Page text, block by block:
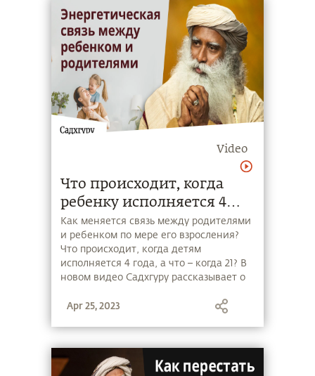
Video
Что происходит, когда
ребенку исполняется 4
года?
Как меняется связь между родителями
и ребенком по мере его взросления?
Что происходит, когда детям
исполняется 4 года, а что – когда 21? В
новом видео Садхгуру рассказывает о
могут влиять на ребёнка в жизни и за
Apr 25, 2023